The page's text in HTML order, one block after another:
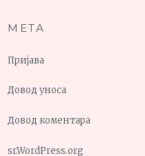
МЕТА
Пријава
Довод уноса
Довод коментара
sr.WordPress.org